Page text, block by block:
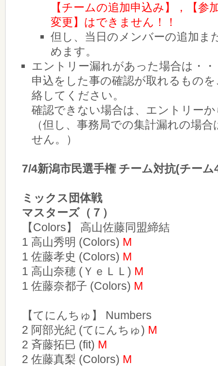
【チームの追加申込み】，【参
変更】はできません！！
但し、当日のメンバーの追加ま
めます。
エントリー漏れがあった場合は・・
申込をした事の確認が取れるもの
絡してください。
確認できない場合は、エントリー
（但し、事務局での集計漏れの場
せん。）
7/4新潟市民選手権 チーム対抗(チーム
ミックス団体戦
マスターズ（７）
【Colors】 高山佐藤同盟締結
1 高山秀明 (Colors) M
1 佐藤孝史 (Colors) M
1 高山奈穂 (ＹｅＬＬ) M
1 佐藤奈都子 (Colors) M
【てにんちゅ】 Numbers
2 阿部光紀 (てにんちゅ) M
2 斉藤拓巳 (fit) M
2 佐藤真梨 (Colors) M